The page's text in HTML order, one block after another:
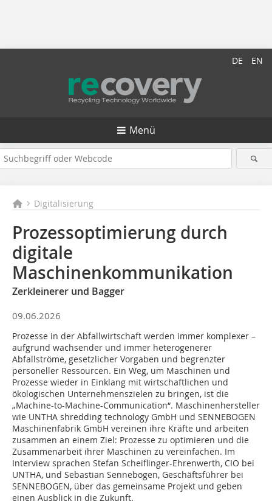
DE EN
Menü
Digitalisierung
Prozessoptimierung durch
digitale
Maschinenkommunikation
Zerkleinerer und Bagger
09.06.2026
Prozesse in der Abfallwirtschaft werden immer komplexer –
aufgrund wachsender und immer heterogenerer
Abfallströme, gesetzlicher Vorgaben und begrenzter
personeller Ressourcen. Ein Weg, um Maschinen und
Prozesse wieder in Einklang mit wirtschaftlichen und
ökologischen Unternehmenszielen zu bringen, ist die
„Machine-to-Machine-Communication“. Maschinenhersteller
wie UNTHA shredding technology GmbH und SENNEBOGEN
Maschinenfabrik GmbH vereinen ihre Kräfte und arbeiten
zusammen an einem Ziel: Prozesse zu optimieren und die
Zusammenarbeit ihrer Maschinen zu vereinfachen. Im
Interview sprachen Stefan Scheiflinger-Ehrenwerth, CIO bei
UNTHA, und Sebastian Sennebogen, Geschäftsführer bei
SENNEBOGEN, über das gemeinsame Projekt und geben
einen Ausblick in die Zukunft.